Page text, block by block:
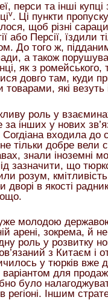
перси та інші купці
v. Ці пункти
щоб різні
або Персії,
До того ж,
а також
як з ромейського,
довго там, куди
товарами, які везуть
роль у
інших у нових
Согдіана входила
тільки добре
знали іноземні
зазначити, що
розум, кмітливість
в якості
молодою
арені, зокрема, й
роль у
з Китаєм
у тюрків вже
для
було
Іншим